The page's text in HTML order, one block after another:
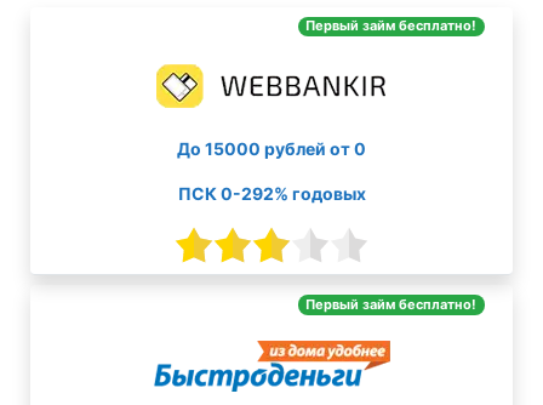
Первый займ бесплатно!
До 15000 рублей от 0
ПСК 0-292% годовых
Первый займ бесплатно!